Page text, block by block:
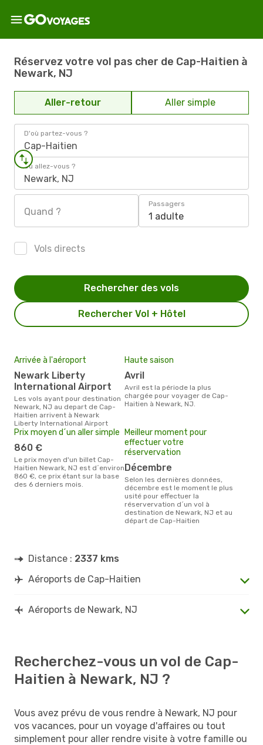
Réservez votre vol pas cher de Cap-Haitien à
Newark, NJ
Aller-retour Aller simple
D'où partez-vous ?
Cap-Haitien
Où allez-vous ?
Newark, NJ
Quand ?
Passagers
1 adulte
Vols directs
Rechercher Vol + Hôtel
Rechercher des vols
Arrivée à l'aéroport
Newark Liberty
International Airport
Les vols ayant pour destination
Newark, NJ au depart de Cap-
Haitien arrivent à Newark
Liberty International Airport
Haute saison
avril
avril est la période la plus
chargée pour voyager de Cap-
Haitien à Newark, NJ.
Prix moyen d´un aller simple
860 €
Le prix moyen d'un billet Cap-
Haitien Newark, NJ est d´environ
860 €, ce prix étant sur la base
des 6 derniers mois.
Meilleur moment pour
effectuer votre
réservervation
décembre
Selon les dernières données,
décembre est le moment le plus
usité pour effectuer la
réservervation d´un vol à
destination de Newark, NJ et au
départ de Cap-Haitien
Distance : 2337 kms
Aéroports de Cap-Haitien
Aéroports de Newark, NJ
Recherchez-vous un vol de Cap-
Haitien à Newark, NJ ?
Vous avez prévu de vous rendre à Newark, NJ pour
vos vacances, pour un voyage d'affaires ou tout
simplement pour aller rendre visite à votre famille ou